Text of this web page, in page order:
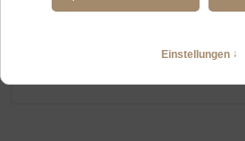
HOCHZEITSFOTOGRAFIN EISENBERG